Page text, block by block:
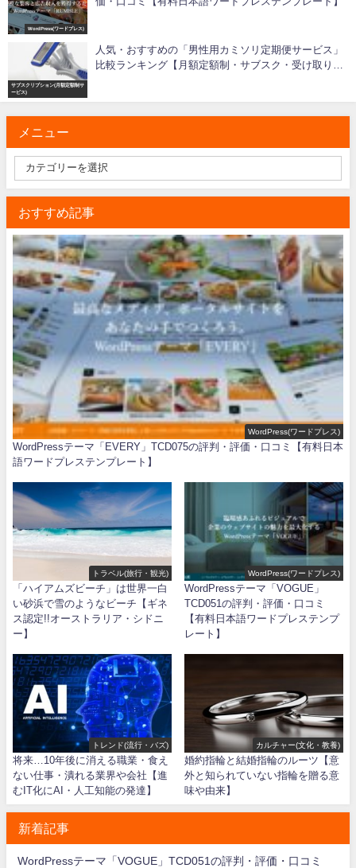
WordPress(ワードプレス)
サブスクリプション(月額定額制サ
ービス)
人気・おすすめの「男性用カミソリ定期便サービス」
比較ランキング【月額定額制・サブスク・受け取り不
メニュー
おすすめ記事
WordPress(ワードプレス)
WordPressテーマ「EVERY」TCD075の評判・評価・口コミ【有料日本
語ワードプレステンプレート】
トラベル(旅行・観光)
「ハイアムズビーチ」は世界一白
い砂浜で雪のようなビーチ【ギネ
ス認定!!オーストラリア・シドニ
ー】
WordPress(ワードプレス)
WordPressテーマ「VOGUE」
TCD051の評判・評価・口コミ
【有料日本語ワードプレステンプ
レート】
トレンド(流行・バズ)
将来…10年後に消える職業・食え
ない仕事・潰れる業界や会社【進
むIT化にAI・人工知能の発達】
カルチャー(文化・教養)
婚約指輪と結婚指輪のルーツ【意
外と知られていない指輪を贈る意
味や由来】
新着記事
WordPressテーマ「VOGUE」TCD051の評判・評価・口コミ